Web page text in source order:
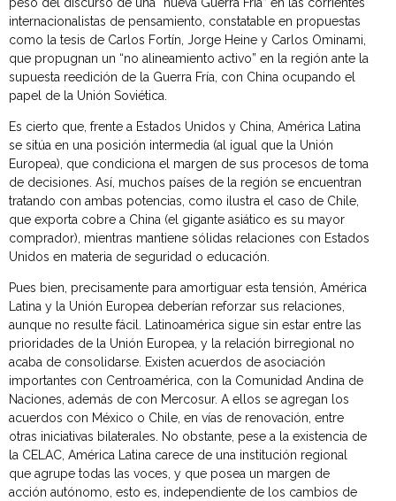
internacionalistas de pensamiento, constatable en propuestas
como la tesis de Carlos Fortín, Jorge Heine y Carlos Ominami,
que propugnan un “no alineamiento activo” en la región ante la
supuesta reedición de la Guerra Fría, con China ocupando el
papel de la Unión Soviética.
Es cierto que, frente a Estados Unidos y China, América Latina
se sitúa en una posición intermedia (al igual que la Unión
Europea), que condiciona el margen de sus procesos de toma
de decisiones. Así, muchos países de la región se encuentran
tratando con ambas potencias, como ilustra el caso de Chile,
que exporta cobre a China (el gigante asiático es su mayor
comprador), mientras mantiene sólidas relaciones con Estados
Unidos en materia de seguridad o educación.
Pues bien, precisamente para amortiguar esta tensión, América
Latina y la Unión Europea deberían reforzar sus relaciones,
aunque no resulte fácil. Latinoamérica sigue sin estar entre las
prioridades de la Unión Europea, y la relación birregional no
acaba de consolidarse. Existen acuerdos de asociación
importantes con Centroamérica, con la Comunidad Andina de
Naciones, además de con Mercosur. A ellos se agregan los
acuerdos con México o Chile, en vías de renovación, entre
otras iniciativas bilaterales. No obstante, pese a la existencia de
la CELAC, América Latina carece de una institución regional
que agrupe todas las voces, y que posea un margen de
acción autónomo, esto es, independiente de los cambios de